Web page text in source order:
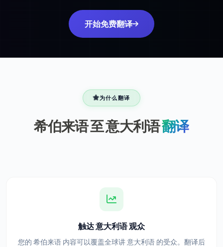
开始免费翻译
为什么翻译
希伯来语 至 意大利语翻译
触达 意大利语 观众
您的 希伯来语 内容可以覆盖全球讲 意大利语 的受众。翻译后